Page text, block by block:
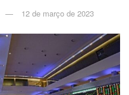
12 de março de 2023